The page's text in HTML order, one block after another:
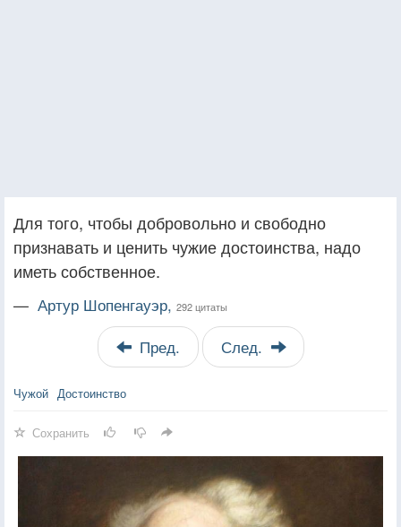
Для того, чтобы добровольно и свободно
признавать и ценить чужие достоинства, надо
иметь собственное.
— Артур Шопенгауэр, 292 цитаты
Пред. След.
Чужой Достоинство
Сохранить